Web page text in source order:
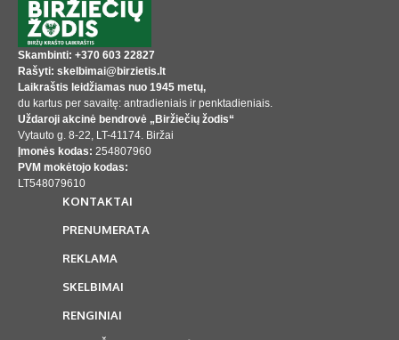
Skambinti: +370 603 22827
Rašyti: skelbimai@birzietis.lt
Laikraštis leidžiamas nuo 1945 metų,
du kartus per savaitę: antradieniais ir penktadieniais.
Uždaroji akcinė bendrovė „Biržiečių žodis“
Vytauto g. 8-22, LT-41174. Biržai
Įmonės kodas: 254807960
PVM mokėtojo kodas:
LT548079610
KONTAKTAI
PRENUMERATA
REKLAMA
SKELBIMAI
RENGINIAI